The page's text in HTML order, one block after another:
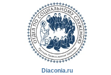
Diaconia.ru